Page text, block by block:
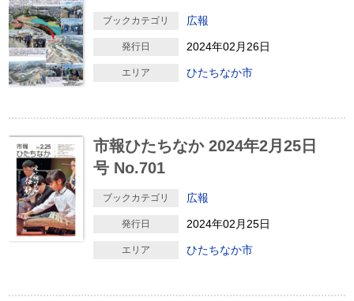
ブックカテゴリ 広報
発行日 2024年02月26日
エリア ひたちなか市
市報ひたちなか 2024年2月25日
号 No.701
ブックカテゴリ 広報
発行日 2024年02月25日
エリア ひたちなか市